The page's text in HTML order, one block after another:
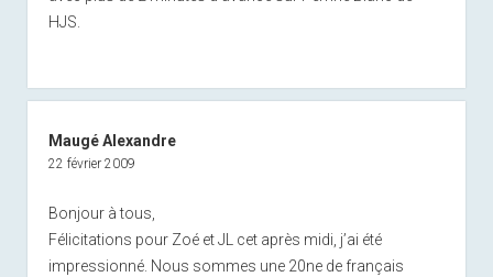
HJS.
Maugé Alexandre
22 février 2009
Bonjour à tous,
Félicitations pour Zoé et JL cet après midi, j’ai été
impressionné. Nous sommes une 20ne de français